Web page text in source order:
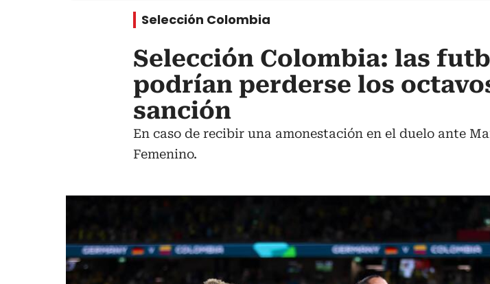
Selección Colombia
Selección Colombia: las
podrían perderse los
sanción
En caso de recibir una amonestación en el duelo ante
Femenino.